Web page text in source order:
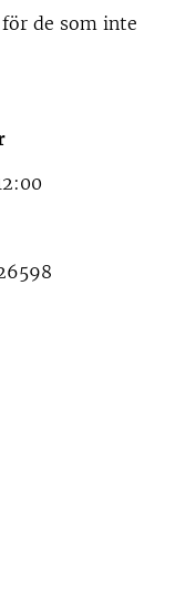
de som inte